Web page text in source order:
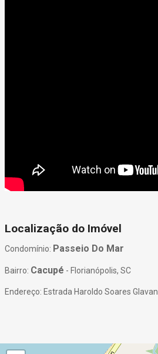
Localização do Imóvel
Condomínio: Passeio Do Mar
Bairro: Cacupé - Florianópolis, SC
Endereço: Estrada Haroldo Soares Glavan